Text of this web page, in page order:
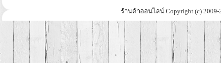
ร้านค้าออนไลน์Copyright (c)